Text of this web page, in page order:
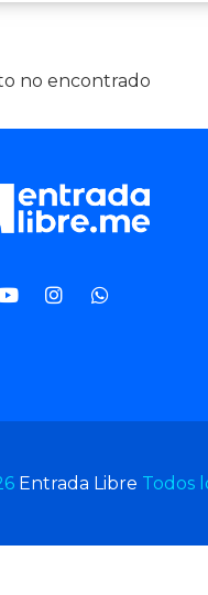
no encontrado
Entrada Libre Todos